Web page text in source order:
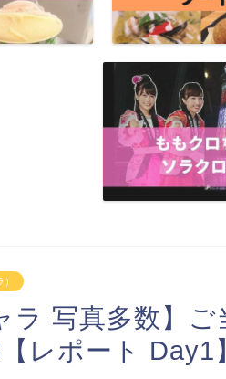
ラ 写真多数】
レポート Day1